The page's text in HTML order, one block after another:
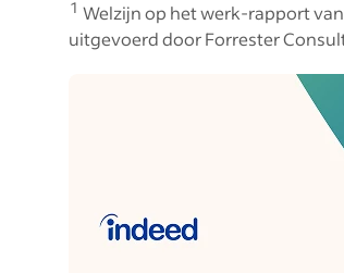
1 Welzijn op het werk-rapport
uitgevoerd door Forrester